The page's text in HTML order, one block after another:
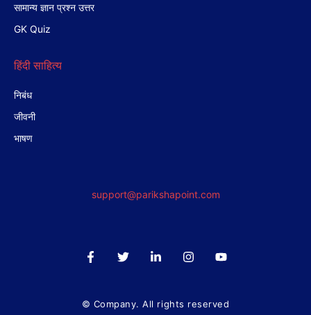
सामान्य ज्ञान प्रश्न उत्तर
GK Quiz
हिंदी साहित्य
निबंध
जीवनी
भाषण
support@parikshapoint.com
© Company. All rights reserved